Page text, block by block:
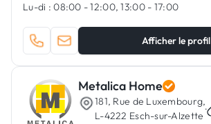
Lu-di : 08:00 - 12:00, 13:00 - 17:00
Afficher le profil
Metalica Home
181, Rue de Luxembourg,
L-4222 Esch-sur-Alzette
·